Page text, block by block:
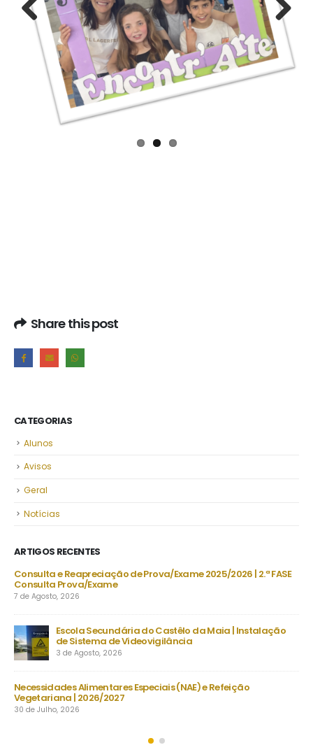
Previous Next
Share this post
CATEGORIAS
Alunos
Avisos
Geral
Notícias
ARTIGOS RECENTES
| 2.ª FASE
Projeto “BONJOUR, LE FRANÇAIS!” | “LES
TEMPS”
Despacho Normativo n.º 8-B/2026 | Época
setembro | Exames finais nacionais ensino secundário
23 de Julho, 2026
Manuais Escolares 2026/27 | Vouchers e manuais
22 de Julho, 2026